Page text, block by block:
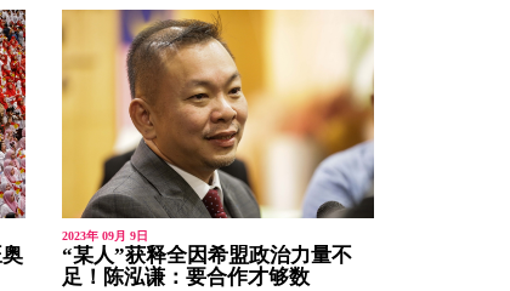
2023年 09月 9日
“某人”获释全因希盟政治力量不
足！陈泓谦：要合作才够数